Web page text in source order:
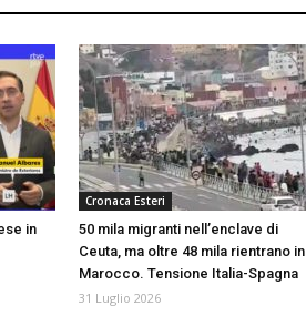
in
Cronaca Esteri
50 mila migranti nell’enclave di
Ceuta, ma oltre 48 mila rientrano in
Marocco. Tensione Italia-Spagna
31 Luglio 2026